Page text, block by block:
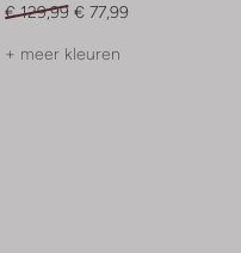
€ 129,99 € 77,99
+ meer kleuren